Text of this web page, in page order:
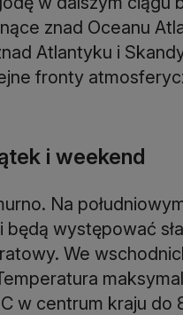
znad Oceanu
Atlantyku i
fronty
i weekend
Na
występować
We
w centrum kraju do